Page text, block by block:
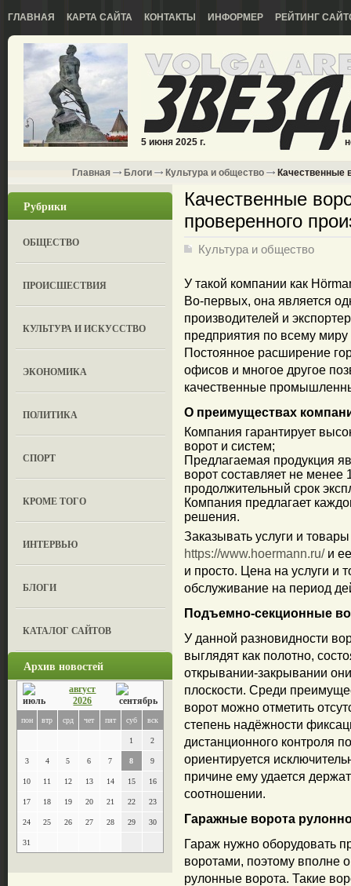
ГЛАВНАЯ КАРТА САЙТА КОНТАКТЫ ИНФОРМЕР РЕЙТИНГ
5 июня 2025 г.
Главная Блоги Культура и общество Качественные
Рубрики
ОБЩЕСТВО
ПРОИСШЕСТВИЯ
КУЛЬТУРА И ИСКУССТВО
ЭКОНОМИКА
ПОЛИТИКА
СПОРТ
КРОМЕ ТОГО
ИНТЕРВЬЮ
БЛОГИ
КАТАЛОГ САЙТОВ
Архив новостей
август
2026
пон втр срд чет пят суб вск
1 2
3 4 5 6 7 8 9
10 11 12 13 14 15 16
17 18 19 20 21 22 23
24 25 26 27 28 29 30
31
Качественные
проверенного
Культура и общество
У такой компании как
Во-первых, она является
производителей и
предприятия по всему
Постоянное расширение
офисов и многое другое
качественные
О преимуществах
Компания гарантирует
ворот и систем;
Предлагаемая продукция
ворот составляет не менее
продолжительный срок
Компания предлагает
решения.
Заказывать услуги и
https://www.hoermann.ru/и ее
и просто. Цена на услуги и
обслуживание на период
Подъемно-секционные
У данной разновидности
выглядят как полотно,
открывании-закрывании
плоскости. Среди
ворот можно отметить
степень надёжности
дистанционного контроля
ориентируется
причине ему удается
соотношении.
Гаражные ворота
Гараж нужно оборудовать
воротами, поэтому вполне
рулонные ворота. Такие